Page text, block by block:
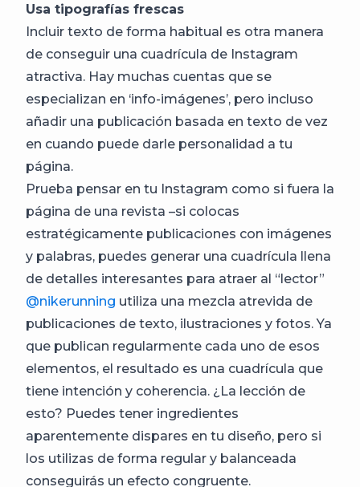
Usa tipografías frescas
Incluir texto de forma habitual es otra manera
de conseguir una cuadrícula de Instagram
atractiva. Hay muchas cuentas que se
especializan en ‘info-imágenes’, pero incluso
añadir una publicación basada en texto de vez
en cuando puede darle personalidad a tu
página.
Prueba pensar en tu Instagram como si fuera la
página de una revista –si colocas
estratégicamente publicaciones con imágenes
y palabras, puedes generar una cuadrícula llena
de detalles interesantes para atraer al “lector”
@nikerunning utiliza una mezcla atrevida de
publicaciones de texto, ilustraciones y fotos. Ya
que publican regularmente cada uno de esos
elementos, el resultado es una cuadrícula que
tiene intención y coherencia. ¿La lección de
esto? Puedes tener ingredientes
aparentemente dispares en tu diseño, pero si
los utilizas de forma regular y balanceada
conseguirás un efecto congruente.